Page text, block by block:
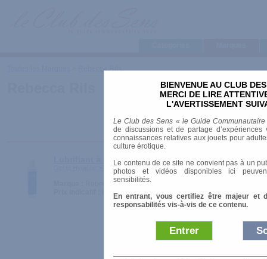
BIENVENUE AU CLUB
MERCI DE LIRE
L'AVERTISSEMENT
Le Club des Sens « le Guide
de discussions et de partage
connaissances relatives aux jouets pour
culture érotique.
Le contenu de ce site ne convient pas à un
photos et vidéos disponibles ici
sensibilités.
En entrant, vous certifiez être majeur et
responsabilités vis-à-vis de ce contenu.
Entrer
Rebecca Rils
Lubrifiant à base d'eau
Gel et Hygiène > Lubrifiants
Rebecca Rils
8.00 €